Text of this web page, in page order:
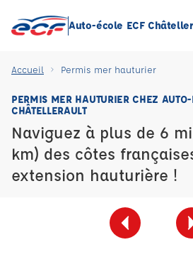
Auto-école ECF
Accueil Permis mer hauturier
PERMIS MER HAUTURIER CHEZ
CHÂTELLERAULT
Naviguez à plus de 6
km) des côtes
extension hauturière !